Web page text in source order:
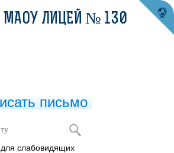
в 2026 году
МАОУ ЛИЦЕЙ № 130
письмо
слабовидящих